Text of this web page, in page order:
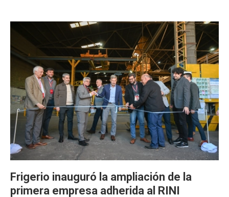
Frigerio inauguró la ampliación de la
primera empresa adherida al RINI